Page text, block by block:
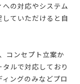
の対応やシステム
ていただけると自
コンセプト立案か
ルで対応しており
ングのみなどプロ